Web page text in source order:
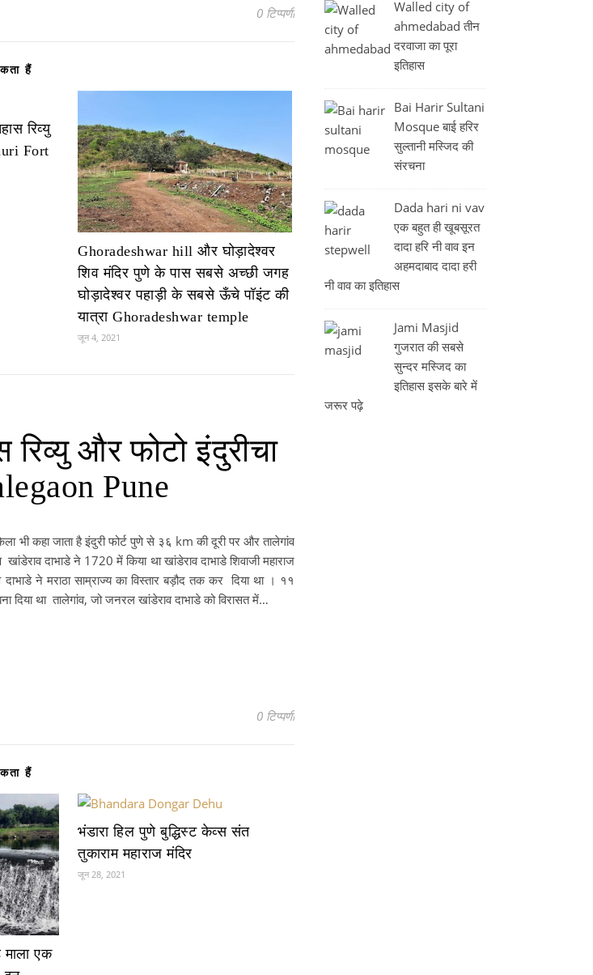
0 टिप्पणी
हैं
रिव्यु
Fort
Ghoradeshwar hill और घोड़ादेश्वर
शिव मंदिर पुणे के पास सबसे अच्छी जगह
घोड़ादेश्वर पहाड़ी के सबसे ऊँचे पॉइंट की
यात्रा Ghoradeshwar temple
जून 4, 2021
रिव्यु और फोटो इंदुरीचा
Pune
भी कहा जाता है इंदुरी फोर्ट पुणे से ३६ km की दूरी पर और तालेगांव
दाभाडे ने 1720 में किया था खांडेराव दाभाडे शिवाजी महाराज
ने मराठा साम्राज्य का विस्तार बड़ौद तक कर दिया था । ११
दिया था तालेगांव, जो जनरल खांडेराव दाभाडे को विरासत में…
0 टिप्पणी
हैं
एक
भंडारा हिल पुणे बुद्धिस्ट केव्स संत
तुकाराम महाराज मंदिर
जून 28, 2021
Walled city of
ahmedabad तीन
दरवाजा का पूरा
इतिहास
Bai Harir Sultani
Mosque बाई हरिर
सुल्तानी मस्जिद की
संरचना
Dada hari ni vav
एक बहुत ही खूबसूरत
दादा हरि नी वाव इन
अहमदाबाद दादा हरी
नी वाव का इतिहास
Jami Masjid
गुजरात की सबसे
सुन्दर मस्जिद का
इतिहास इसके बारे में
जरूर पढ़े